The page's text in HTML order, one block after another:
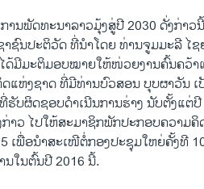
ານພັດທະນາລາວມຸ້ງສູ່ປີ 2030 ດັ່ງກ່າວ
ຊົນປະຕິວັດ ທີ່ນຳໂດຍ ທ່ານຈູມມະລີ ໄຊ
ດ້ມີມະຕິມອບໝາຍໃຫ້ໜ່ວຍງານຄົ້ນຄວ້
ແຫ່ງຊາດ ທີ່ມີທ່ານບົວສອນ ບຸບຜາວັນ
ຮັບຜິດຊອບດຳເນີນການຮ່າງ ນັບຕັ້ງແຕ່ປີ
າວ ໄປໃຫ້ສະມາຊິກພັກປະກອບຄວາມ
ເພື່ອນຳສະເໜີຕໍ່ກອງປະຊຸມໃຫຍ່ຄັ້ງທີ
ນໃນຕົ້ນປີ 2016 ນີ້.